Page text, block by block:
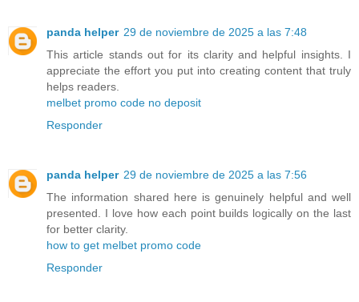
panda helper 29 de noviembre de 2025 a las 7:48
This article stands out for its clarity and helpful insights. I
appreciate the effort you put into creating content that truly
helps readers.
melbet promo code no deposit
Responder
panda helper 29 de noviembre de 2025 a las 7:56
The information shared here is genuinely helpful and well
presented. I love how each point builds logically on the last
for better clarity.
how to get melbet promo code
Responder